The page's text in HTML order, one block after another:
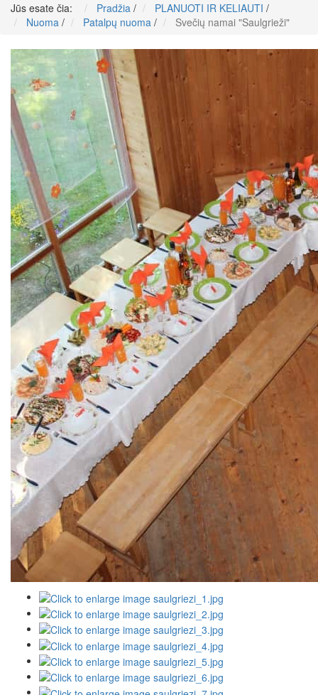
Jūs esate čia:
Pradžia / PLANUOTI IR KELIAUTI /
Nuoma / Patalpų nuoma / Svečių namai "Saulgrieži"